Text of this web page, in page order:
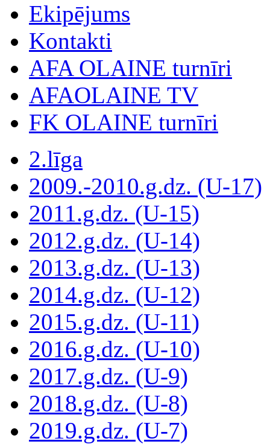
Ekipējums
Kontakti
AFA OLAINE turnīri
AFAOLAINE TV
FK OLAINE turnīri
2.līga
2009.-2010.g.dz. (U-17)
2011.g.dz. (U-15)
2012.g.dz. (U-14)
2013.g.dz. (U-13)
2014.g.dz. (U-12)
2015.g.dz. (U-11)
2016.g.dz. (U-10)
2017.g.dz. (U-9)
2018.g.dz. (U-8)
2019.g.dz. (U-7)